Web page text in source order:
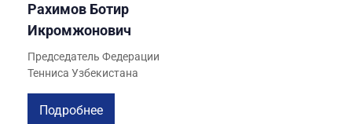
МЕДИА
КОРТЫ
КОНТАКТЫ
Рахимов Ботир
Икромжонович
Председатель Федерации
Тенниса Узбекистана
Подробнее